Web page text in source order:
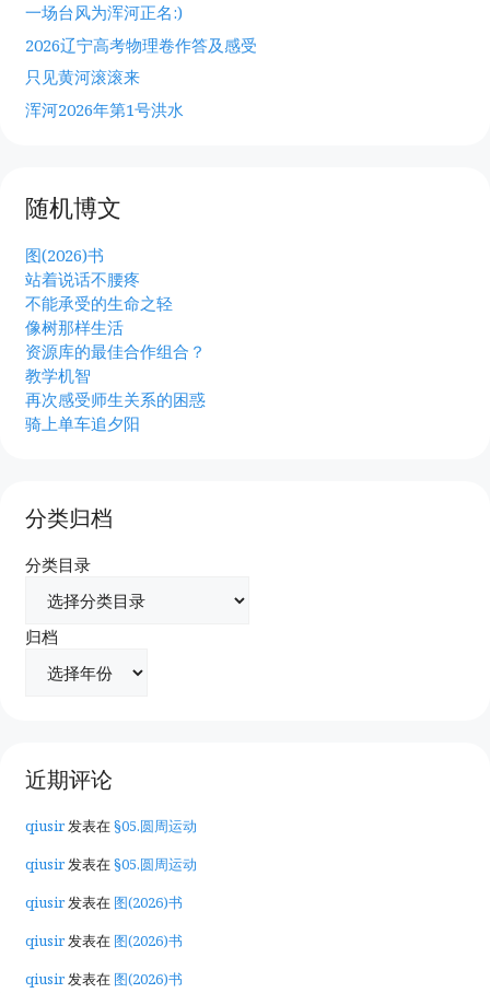
一场台风为浑河正名:)
2026辽宁高考物理卷作答及感受
只见黄河滚滚来
浑河2026年第1号洪水
随机博文
图(2026)书
站着说话不腰疼
不能承受的生命之轻
像树那样生活
资源库的最佳合作组合？
教学机智
再次感受师生关系的困惑
骑上单车追夕阳
分类归档
分类目录
归档
近期评论
qiusir发表在§05.圆周运动
qiusir发表在§05.圆周运动
qiusir发表在 图(2026)书
qiusir发表在 图(2026)书
qiusir发表在 图(2026)书